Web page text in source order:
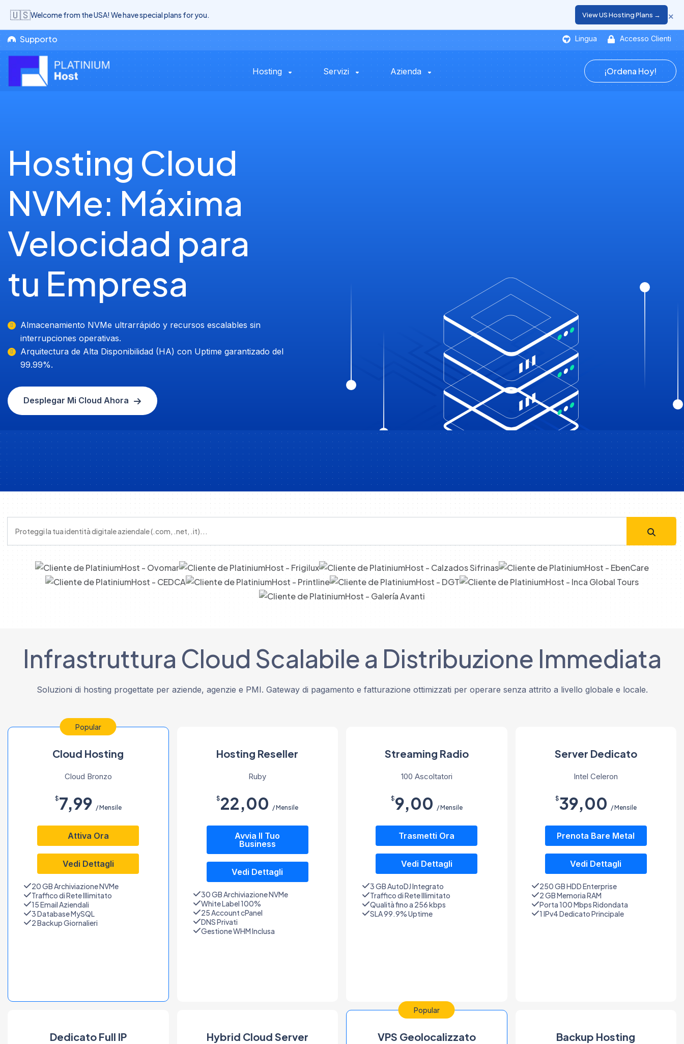
Supporto Lingua Accesso Clienti
Hosting Servizi Azienda ¡Ordena Hoy!
🇺🇸Welcome from the USA! We have special plans for you. View US Hosting Plans → ×
Hosting Cloud
NVMe: Máxima
Velocidad para
tu Empresa
Almacenamiento NVMe ultrarrápido y recursos escalables sin
interrupciones operativas.
Arquitectura de Alta Disponibilidad (HA) con Uptime garantizado del
99.99%.
Desplegar Mi Cloud Ahora
Infrastruttura Cloud Scalabile a Distribuzione Immediata
Soluzioni di hosting progettate per aziende, agenzie e PMI. Gateway di pagamento e fatturazione ottimizzati per operare senza attrito a livello globale e locale.
Popular
Cloud Hosting
Cloud Bronzo
$7,99 / Mensile
Attiva Ora
Vedi Dettagli
20 GB Archiviazione NVMe
Traffico di Rete Illimitato
15 Email Aziendali
3 Database MySQL
2 Backup Giornalieri
Hosting Reseller
Ruby
$22,00 / Mensile
Avvia Il Tuo
Business
Vedi Dettagli
30 GB Archiviazione NVMe
White Label 100%
25 Account cPanel
DNS Privati
Gestione WHM Inclusa
Streaming Radio
100 Ascoltatori
$9,00 / Mensile
Trasmetti Ora
Vedi Dettagli
3 GB AutoDJ Integrato
Traffico di Rete Illimitato
Qualità fino a 256 kbps
SLA 99.9% Uptime
Server Dedicato
Intel Celeron
$39,00 / Mensile
Prenota Bare Metal
Vedi Dettagli
250 GB HDD Enterprise
2 GB Memoria RAM
Porta 100 Mbps Ridondata
1 IPv4 Dedicato Principale
Dedicato Full IP Hybrid Cloud Server
Popular
VPS Geolocalizzato Backup Hosting